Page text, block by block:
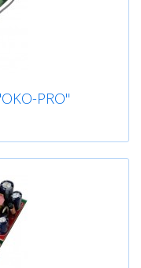
PRO"